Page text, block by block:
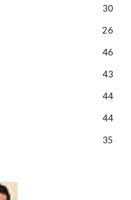
30
26
46
43
44
44
35